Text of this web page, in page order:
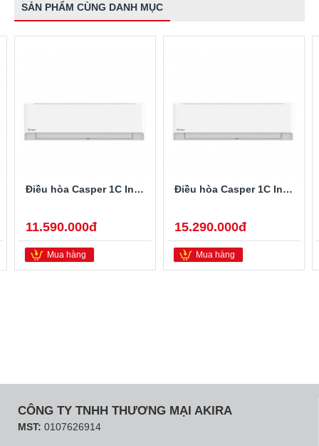
SẢN PHẨM CÙNG DANH MỤC
Điều hòa Casper 1C Inverter 18000BTU HC-18IA32
11.590.000đ
Mua hàng
Điều hòa Casper 1C Inverter 24000BTU HC-24IA33
15.290.000đ
Mua hàng
CÔNG TY TNHH THƯƠNG MẠI AKIRA
MST: 0107626914